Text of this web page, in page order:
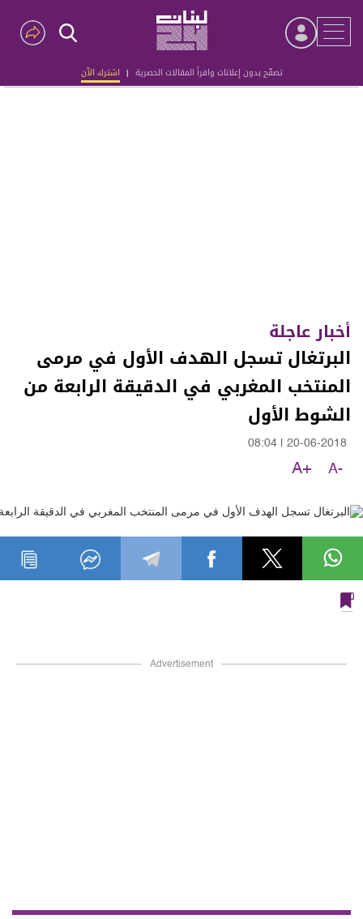
تصفّح بدون إعلانات واقرأ المقالات الحصرية | اشترك الآن
Advertisement
أخبار عاجلة
البرتغال تسجل الهدف الأول في مرمى
المنتخب المغربي في الدقيقة الرابعة من
الشوط الأول
20-06-2018
08:04
A-
A+
Advertisement